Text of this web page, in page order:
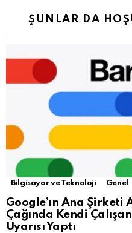
ŞUNLAR DA
Bilgisayar ve Teknoloji Genel
Google’ın Ana Şirketi
Çağında Kendi
Uyarısı Yaptı